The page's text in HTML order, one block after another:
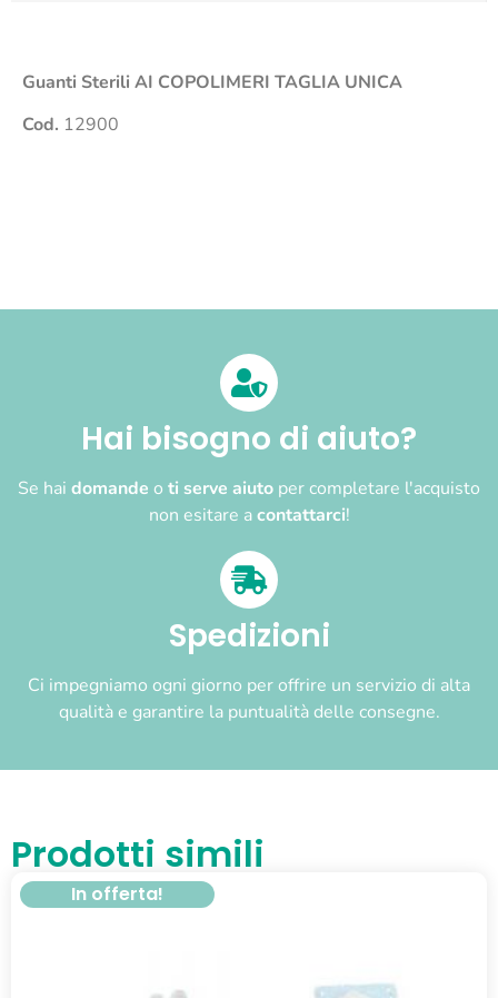
Guanti Sterili AI COPOLIMERI TAGLIA UNICA
Cod. 12900
Hai bisogno di aiuto?
Se hai domande o ti serve aiuto per completare l'acquisto
non esitare acontattarci!
Spedizioni
Ci impegniamo ogni giorno per offrire un servizio di alta
qualità e garantire la puntualità delle consegne.
Prodotti simili
In offerta!